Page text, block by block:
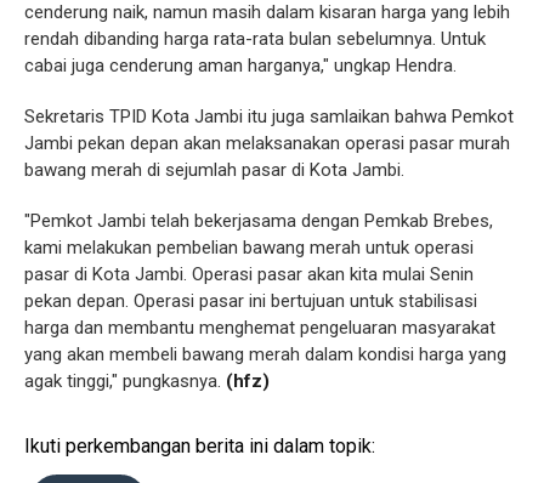
cenderung naik, namun masih dalam kisaran harga yang lebih
rendah dibanding harga rata-rata bulan sebelumnya. Untuk
cabai juga cenderung aman harganya," ungkap Hendra.
Sekretaris TPID Kota Jambi itu juga samlaikan bahwa Pemkot
Jambi pekan depan akan melaksanakan operasi pasar murah
bawang merah di sejumlah pasar di Kota Jambi.
"Pemkot Jambi telah bekerjasama dengan Pemkab Brebes,
kami melakukan pembelian bawang merah untuk operasi
pasar di Kota Jambi. Operasi pasar akan kita mulai Senin
pekan depan. Operasi pasar ini bertujuan untuk stabilisasi
harga dan membantu menghemat pengeluaran masyarakat
yang akan membeli bawang merah dalam kondisi harga yang
agak tinggi," pungkasnya. (hfz)
Ikuti perkembangan berita ini dalam topik: